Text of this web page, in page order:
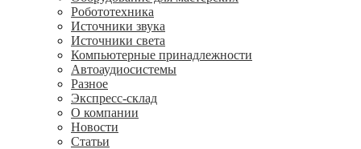
Робототехника
Источники звука
Источники света
Компьютерные принадлежности
Автоаудиосистемы
Разное
Экспресс-склад
О компании
Новости
Статьи